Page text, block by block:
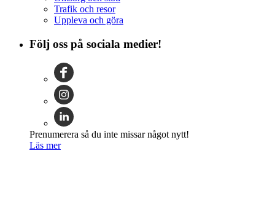
Trafik och resor
Uppleva och göra
Följ oss på sociala medier!
Prenumerera så du inte missar något nytt!
Läs mer